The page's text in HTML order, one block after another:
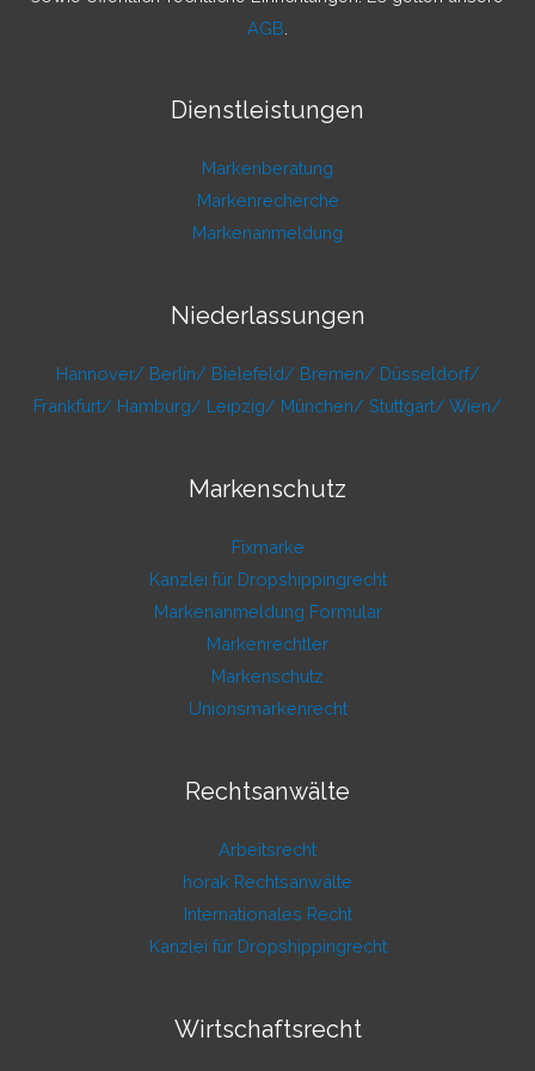
AGB
Dienstleistungen
Markenberatung
Markenrecherche
Markenanmeldung
Niederlassungen
Hannover/ Berlin/ Bielefeld/ Bremen/ Düsseldorf/
Frankfurt/ Hamburg/ Leipzig/ München/ Stuttgart/ Wien/
Markenschutz
Fixmarke
Kanzlei für Dropshippingrecht
Markenanmeldung Formular
Markenrechtler
Markenschutz
Unionsmarkenrecht
Rechtsanwälte
Arbeitsrecht
horak Rechtsanwälte
Internationales Recht
Kanzlei für Dropshippingrecht
Wirtschaftsrecht